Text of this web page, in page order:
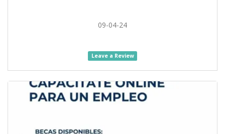
09-04-24
Leave a Review